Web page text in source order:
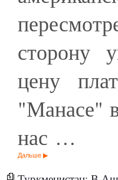
сторону
цену
"Манасе"
нас …
Дальше